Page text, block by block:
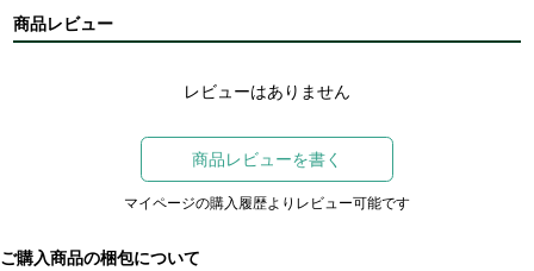
商品レビュー
レビューはありません
商品レビューを書く
マイページの購入履歴よりレビュー可能です
ご購入商品の梱包について